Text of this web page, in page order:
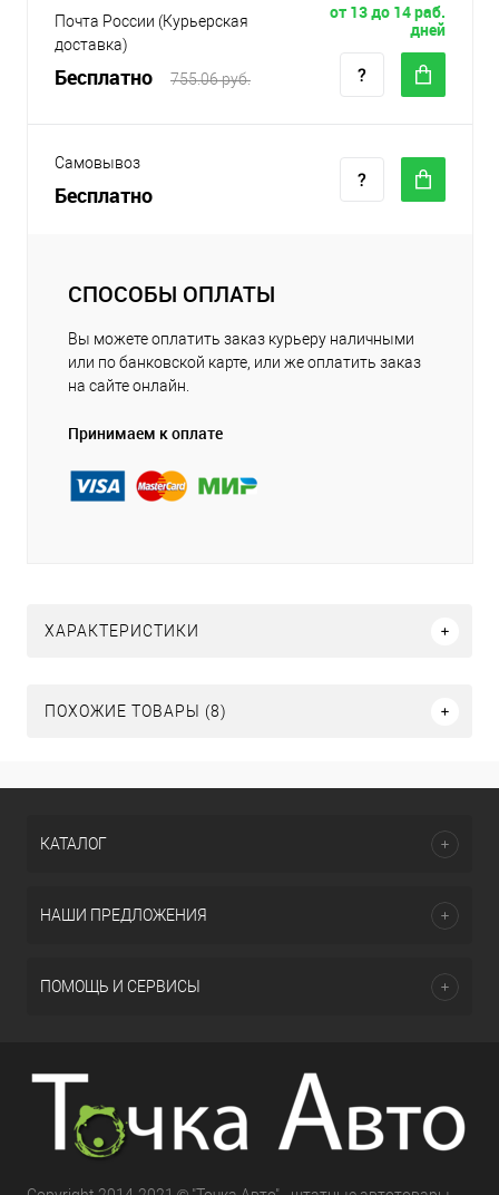
Почта России (Курьерская
доставка)
Бесплатно 755.06 руб.
от 13 до 14 раб.
дней
Самовывоз
Бесплатно
СПОСОБЫ ОПЛАТЫ
Вы можете оплатить заказ курьеру наличными
или по банковской карте, или же оплатить заказ
на сайте онлайн.
Принимаем к оплате
ХАРАКТЕРИСТИКИ
ПОХОЖИЕ ТОВАРЫ (8)
КАТАЛОГ
НАШИ ПРЕДЛОЖЕНИЯ
ПОМОЩЬ И СЕРВИСЫ